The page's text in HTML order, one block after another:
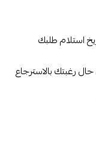
رغبتك بالاسترجاع